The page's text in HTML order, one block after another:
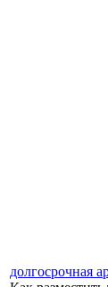
долгосрочная